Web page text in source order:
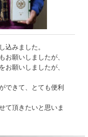
込みました。
お願いしましたが、
お願いしましたが、
できて、とても便利
て頂きたいと思いま